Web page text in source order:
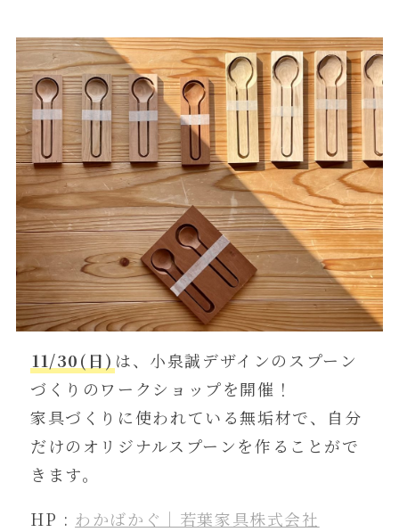
11/30(日) は、小泉誠デザインのスプーン
づくりのワークショップを開催！
家具づくりに使われている無垢材で、自分
だけのオリジナルスプーンを作ることがで
きます。
HP : わかばかぐ｜若葉家具株式会社